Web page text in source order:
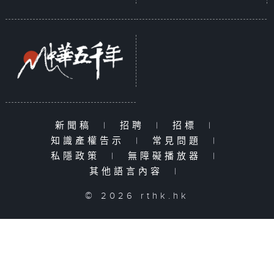
新聞稿 | 招聘 | 招標
|
知識產權告示
| 常見問題
|
私隱政策
| 無障礙播放器
|
其他語言內容
|
© 2026 rthk.hk